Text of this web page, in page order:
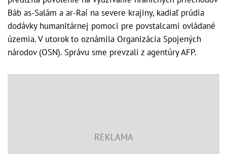
Báb as-Salám a ar-Raí na severe krajiny, kadiaľ prúdia
dodávky humanitárnej pomoci pre povstalcami ovládané
územia. V utorok to oznámila Organizácia Spojených
národov (OSN). Správu sme prevzali z agentúry AFP.